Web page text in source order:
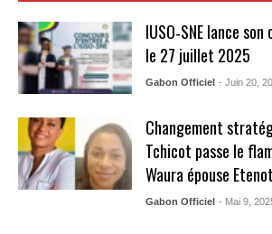
IUSO‑SNE lance
le 27 juillet 2025
Gabon Officiel - Juin 20,
Changement
Tchicot passe le
Waura épouse Etenot
Gabon Officiel - Mai 9,